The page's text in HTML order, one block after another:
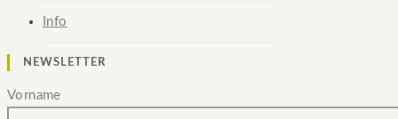
Info
NEWSLETTER
Vorname